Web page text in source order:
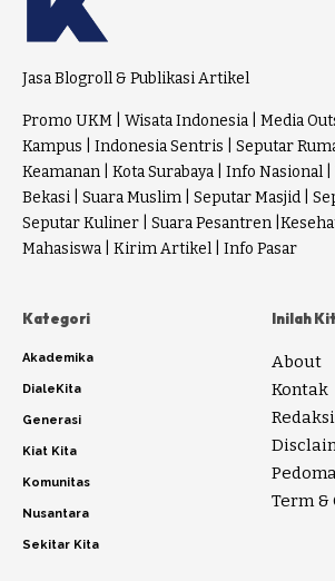
Jasa Blogroll & Publikasi Artikel
Promo UKM Wisata Indonesia Media
Kampus
Indonesia Sentris Seputar
Keamanan
Kota Surabaya Info Nasional
Bekasi
Suara Muslim Seputar Masjid
Seputar Kuliner
Suara Pesantren
Mahasiswa
Kirim Artikel Info Pasar
Kategori
Akademika
DialeKita
Generasi
Kiat Kita
Komunitas
Nusantara
Sekitar Kita
Inilah
About
Kontak
Redaksi
Term